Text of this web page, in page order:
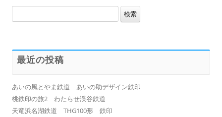
索:
最近の投稿
あいの風とやま鉄道 あいの助デザイン鉄印
桃鉄印の旅2 わたらせ渓谷鉄道
天竜浜名湖鉄道 THG100形 鉄印